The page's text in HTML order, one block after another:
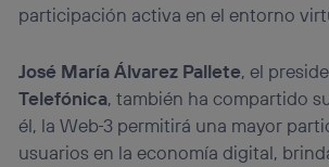
participación activa en el entorno
José María Álvarez Pallete, el
Telefónica, también ha compartido
él, la Web3 permitirá una mayor
usuarios en la economía digital,